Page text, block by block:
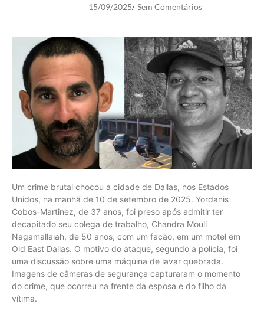
15/09/2025/ Sem Comentários
Um crime brutal chocou a cidade de Dallas, nos Estados
Unidos, na manhã de 10 de setembro de 2025. Yordanis
Cobos-Martinez, de 37 anos, foi preso após admitir ter
decapitado seu colega de trabalho, Chandra Mouli
Nagamallaiah, de 50 anos, com um facão, em um motel em
Old East Dallas. O motivo do ataque, segundo a polícia, foi
uma discussão sobre uma máquina de lavar quebrada.
Imagens de câmeras de segurança capturaram o momento
do crime, que ocorreu na frente da esposa e do filho da
vítima.